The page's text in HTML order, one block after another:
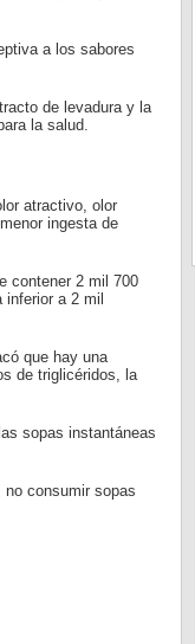
a los sabores
de levadura y la
la salud.
atractivo, olor
ingesta de
contener 2 mil 700
a 2 mil
que hay una
de triglicéridos, la
sopas instantáneas
consumir sopas